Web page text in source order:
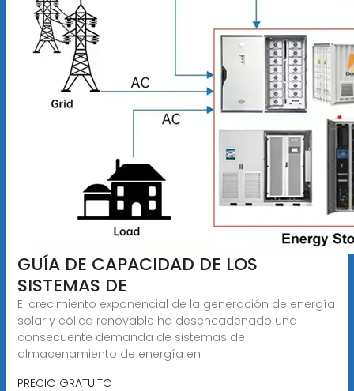
GUÍA DE CAPACIDAD DE LOS
SISTEMAS DE
El crecimiento exponencial de la generación de energía
solar y eólica renovable ha desencadenado una
consecuente demanda de sistemas de
almacenamiento de energía en
PRECIO GRATUITO